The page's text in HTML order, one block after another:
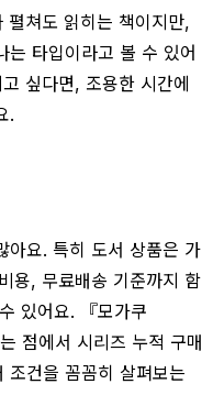
펼쳐도 읽히는 책이지만,
는 타입이라고 볼 수 있어
싶다면, 조용한 시간에
.
아요. 특히 도서 상품은 가
용, 무료배송 기준까지 함
있어요. 『모가쿠
점에서 시리즈 누적 구매
조건을 꼼꼼히 살펴보는